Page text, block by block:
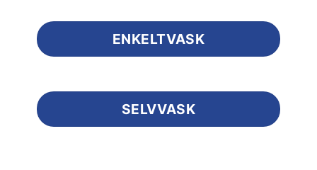
ENKELTVASK
SELVVASK